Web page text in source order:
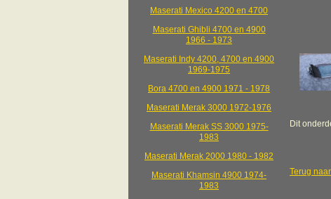
Maserati Mexico 4200 en 4700
Maserati Ghibli 4700 en 4900
1966 - 1973
Maserati Indy 4200, 4700 en 4900
1969-1975
Bora 4700 en 4900 1971 - 1978
Maserati Merak 3000 1972-1976
Maserati Merak SS 3000 1975-
1983
Maserati Merak 2000 1980 - 1982
Maserati Khamsin 4900 1974-
1983
Dit
Terug